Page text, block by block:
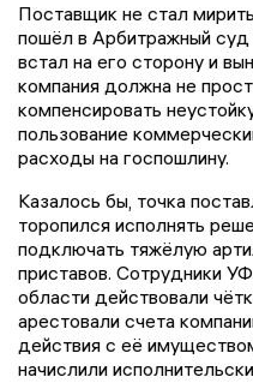
Поставщик не стал
пошёл в Арбитражный
встал на его сторону и
компания должна не
компенсировать
пользование
расходы на госпошлину.
Казалось бы, точка
торопился исполнять
подключать тяжёлую
приставов. Сотрудники
области действовали
арестовали счета
действия с её
начислили